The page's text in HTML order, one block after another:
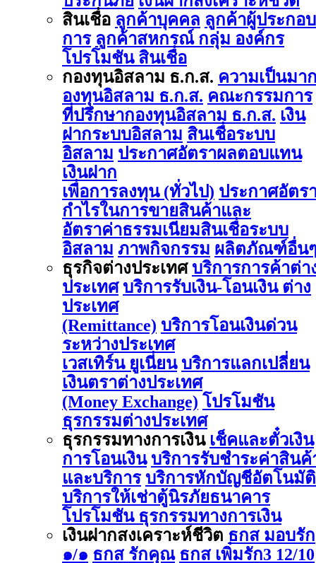
สินเชื่อ ลูกค้าบุคคล ลูกค้าผู้ประกอบ
การ ลูกค้าสหกรณ์ กลุ่ม องค์กร
โปรโมชัน สินเชื่อ
กองทุนอิสลาม ธ.ก.ส. ความเป็นมา
องทุนอิสลาม ธ.ก.ส. คณะกรรมการ
ที่ปรึกษากองทุนอิสลาม ธ.ก.ส. เงิน
ฝากระบบอิสลาม สินเชื่อระบบ
อิสลาม ประกาศอัตราผลตอบแทน
เงินฝาก
เพื่อการลงทุน (ทั่วไป) ประกาศอัตร
กำไรในการขายสินค้าและ
อัตราค่าธรรมเนียมสินเชื่อระบบ
อิสลาม ภาพกิจกรรม ผลิตภัณฑ์อื่น
ธุรกิจต่างประเทศ บริการการค้าต่า
ประเทศ บริการรับเงิน-โอนเงิน ต่าง
ประเทศ
(Remittance) บริการโอนเงินด่วน
ระหว่างประเทศ
เวสเทิร์น ยูเนี่ยน บริการแลกเปลี่ยน
เงินตราต่างประเทศ
(Money Exchange) โปรโมชัน
ธุรกรรมต่างประเทศ
ธุรกรรมทางการเงิน เช็คและตั๋วเงิน
การโอนเงิน บริการรับชำระค่าสินค้
และบริการ บริการหักบัญชีอัตโนมัติ
บริการให้เช่าตู้นิรภัยธนาคาร
โปรโมชัน ธุรกรรมทางการเงิน
เงินฝากสงเคราะห์ชีวิต ธกส มอบรัก
๑/๑ ธกส รักคุณ ธกส เพิ่มรัก3 12/10